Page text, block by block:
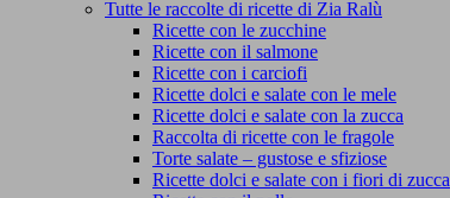
Tutte le raccolte di ricette di Zia Ralù
Ricette con le zucchine
Ricette con il salmone
Ricette con i carciofi
Ricette dolci e salate con le mele
Ricette dolci e salate con la zucca
Raccolta di ricette con le fragole
Torte salate – gustose e sfiziose
Ricette dolci e salate con i fiori di zucca